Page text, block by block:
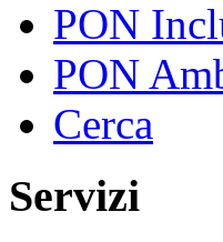
PON
PON
Cerca
Servizi